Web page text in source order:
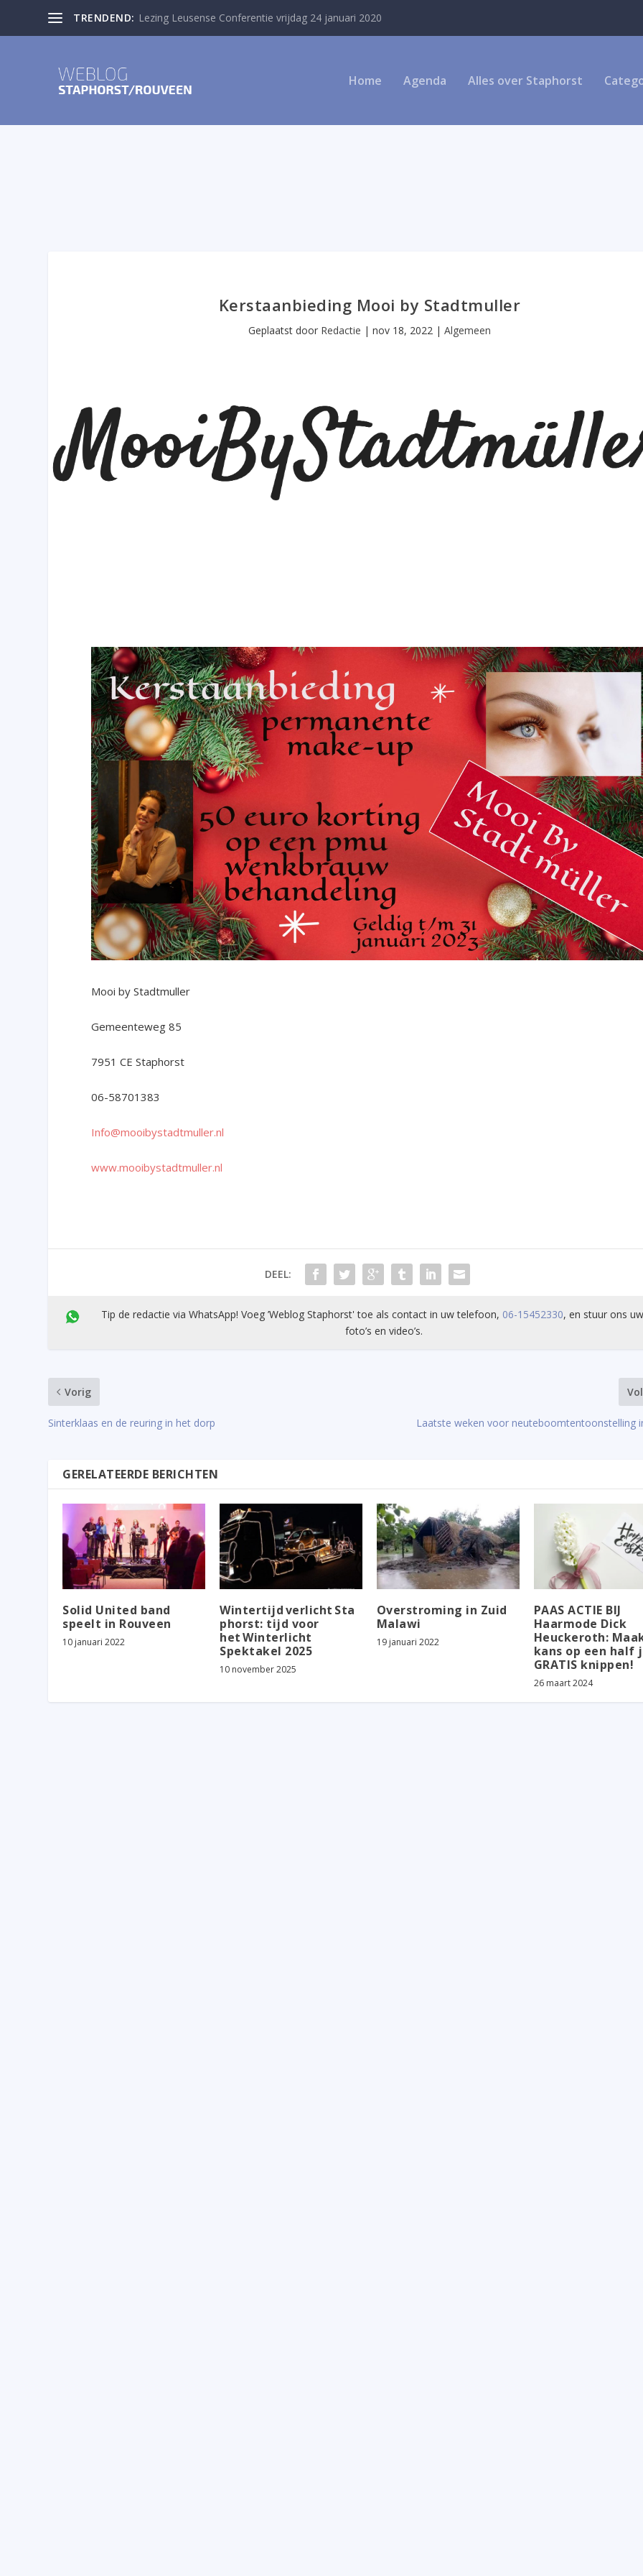
TRENDEND: Lezing Leusense Conferentie vrijdag 24 januari 2020
Home Agenda Alles over Staphorst
Kerstaanbieding Mooi by Stadtmuller
Geplaatst door Redactie | nov 18, 2022| Algemeen
Mooi by Stadtmuller
Gemeenteweg 85
7951 CE Staphorst
06-58701383
Info@mooibystadtmuller.nl
www.mooibystadtmuller.nl
DEEL:
Tip de redactie via WhatsApp! Voeg ’Weblog Staphorst' toe als contact in uw telefoon, 06-15452330, en stuur ons
foto’s en video’s.
Vorig
Sinterklaas en de reuring in het dorp
Laatste weken voor neuteboomtentoonstelling
GERELATEERDE BERICHTEN
Solid United band
speelt in Rouveen
10 januari 2022
Wintertijd verlicht Sta
phorst: tijd voor
het Winterlicht
Spektakel 2025
10 november 2025
Overstroming in Zuid
Malawi
19 januari 2022
PAAS ACTIE BIJ
Haarmode Dick
Heuckeroth:
kans op een half
GRATIS knippen!
26 maart 2024